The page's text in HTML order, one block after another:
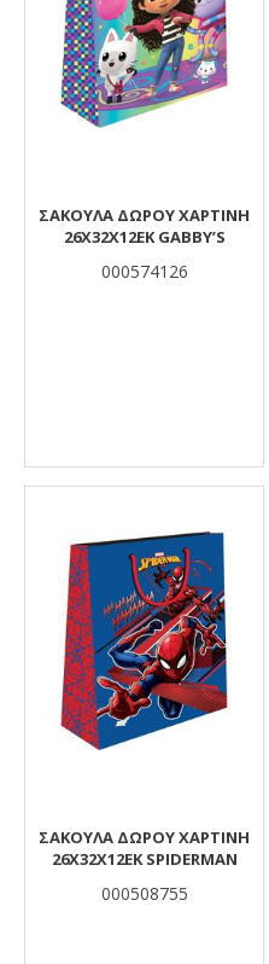
ΣΑΚΟΥΛΑ ΔΩΡΟΥ ΧΑΡΤΙΝΗ
26Χ32Χ12ΕΚ GABBY’S
000574126
ΣΑΚΟΥΛΑ ΔΩΡΟΥ ΧΑΡΤΙΝΗ
26Χ32Χ12ΕΚ SPIDERMAN
000508755